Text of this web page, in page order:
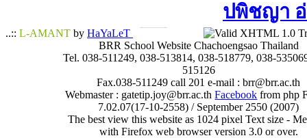
ปพิชญา​ อ่
..:: L-AMANT by HaYaLeT
BRR School Website Chachoengsao Thailand
Tel. 038-511249, 038-513814, 038-518779, 038-
515126
Fax.038-511249 call 201 e-mail : brr@brr.ac.th
Webmaster : gatetip.joy@brr.ac.thFacebook from php
7.02.07(17-10-2558) / September 2550 (2007)
The best view this website as 1024 pixel Text size -
with Firefox web browser version 3.0 or over.